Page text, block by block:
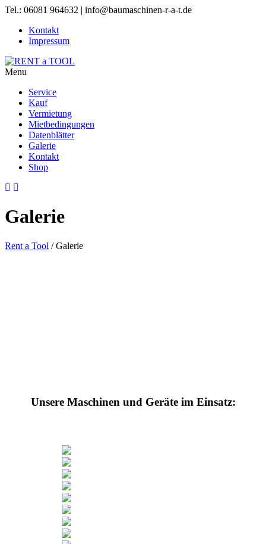
Tel.: 06081 964632 | info@baumaschinen-r-a-t.de
Kontakt
Impressum
Menu
Service
Kauf
Vermietung
Mietbedingungen
Datenblätter
Galerie
Kontakt
Shop
Galerie
Rent a Tool /Galerie
Unsere Maschinen und Geräte im Einsatz: